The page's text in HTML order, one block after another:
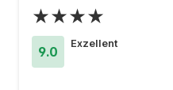
★★★★
9.0
Exzellent